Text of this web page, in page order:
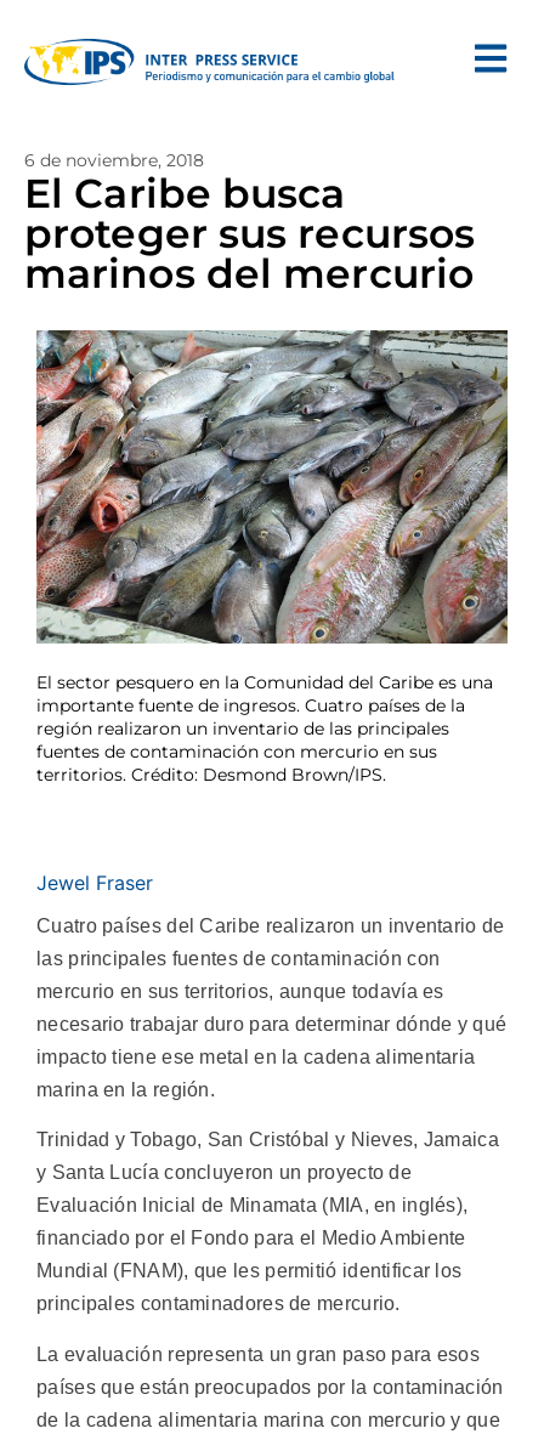
6 de noviembre, 2018
El Caribe busca
proteger sus recursos
marinos del mercurio
El sector pesquero en la Comunidad del Caribe es una
importante fuente de ingresos. Cuatro países de la
región realizaron un inventario de las principales
fuentes de contaminación con mercurio en sus
territorios. Crédito: Desmond Brown/IPS.
Jewel Fraser
Cuatro países del Caribe realizaron un inventario de
las principales fuentes de contaminación con
mercurio en sus territorios, aunque todavía es
necesario trabajar duro para determinar dónde y qué
impacto tiene ese metal en la cadena alimentaria
marina en la región.
Trinidad y Tobago, San Cristóbal y Nieves, Jamaica
y Santa Lucía concluyeron un proyecto de
Evaluación Inicial de Minamata (MIA, en inglés),
financiado por el Fondo para el Medio Ambiente
Mundial (FNAM), que les permitió identificar los
principales contaminadores de mercurio.
La evaluación representa un gran paso para esos
países que están preocupados por la contaminación
de la cadena alimentaria marina con mercurio y que